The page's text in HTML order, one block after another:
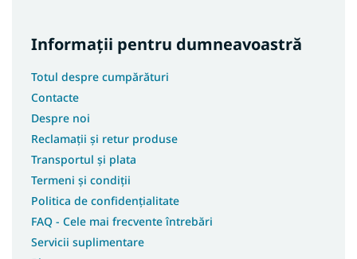
Informații pentru dumneavoastră
Totul despre cumpărături
Contacte
Despre noi
Reclamații și retur produse
Transportul și plata
Termeni și condiții
Politica de confidențialitate
FAQ - Cele mai frecvente întrebări
Servicii suplimentare